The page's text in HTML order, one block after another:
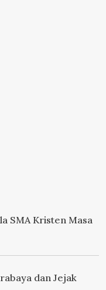
SMA Kristen Masa
dan Jejak